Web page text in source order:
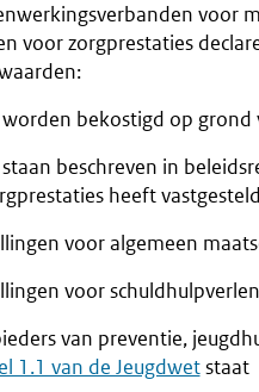
voor
voor zorgprestaties
worden bekostigd op grond
staan beschreven in
heeft
voor algemeen
voor
van preventie,
1.1 van de Jeugdwetstaat